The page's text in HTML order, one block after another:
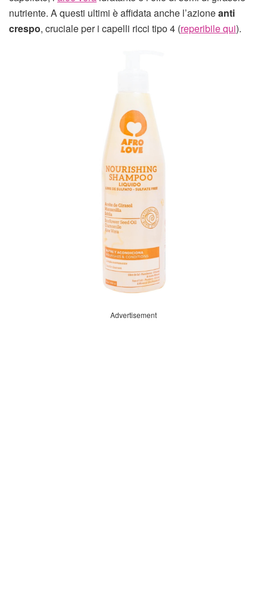
nutriente. A questi ultimi è affidata anche l’azioneanti
crespo, cruciale per i capelli ricci tipo 4 (reperibile qui).
Advertisement